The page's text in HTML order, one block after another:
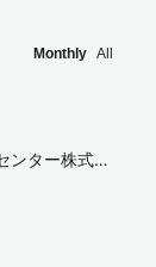
Monthly All
ンター株式会